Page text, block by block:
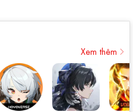
Xem thêm